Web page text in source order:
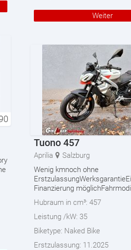
Weiter
Tuono 457
Aprilia
Salzburg
Wenig kmnoch ohne
Finanzierung
Hubraum in cm³: 457
Leistung /kW: 35
Biketype: Naked Bike
Erstzulassung: 11.2025